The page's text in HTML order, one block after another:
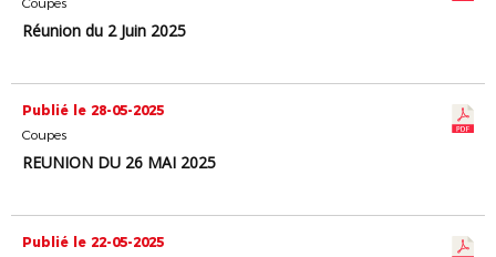
Réunion du 2 Juin 2025
Publié le 28-05-2025
Coupes
REUNION DU 26 MAI 2025
Publié le 22-05-2025